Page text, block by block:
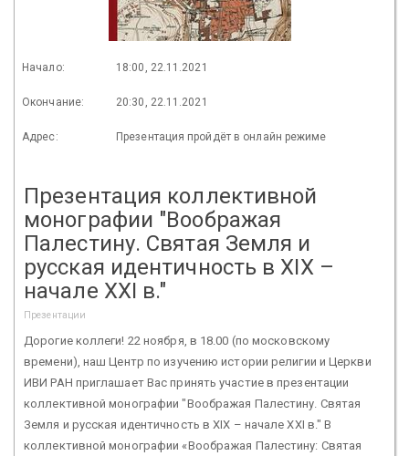
Начало: 18:00, 22.11.2021
Окончание: 20:30, 22.11.2021
Адрес: Презентация пройдёт в онлайн режиме
Презентация коллективной
монографии "Воображая
Палестину. Святая Земля и
русская идентичность в XIX –
начале XXI в."
Презентации
Дорогие коллеги! 22 ноября, в 18.00 (по московскому
времени), наш Центр по изучению истории религии и Церкви
ИВИ РАН приглашает Вас принять участие в презентации
коллективной монографии "Воображая Палестину. Святая
Земля и русская идентичность в XIX – начале XXI в." В
коллективной монографии «Воображая Палестину: Святая